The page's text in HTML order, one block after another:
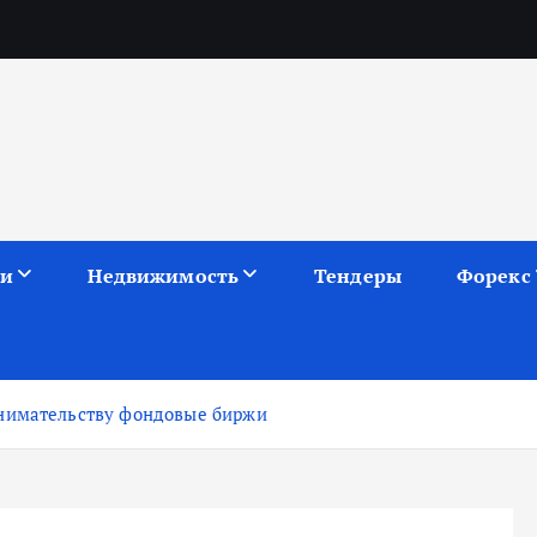
Недвижимость Тендеры Форекс
фондовые биржи